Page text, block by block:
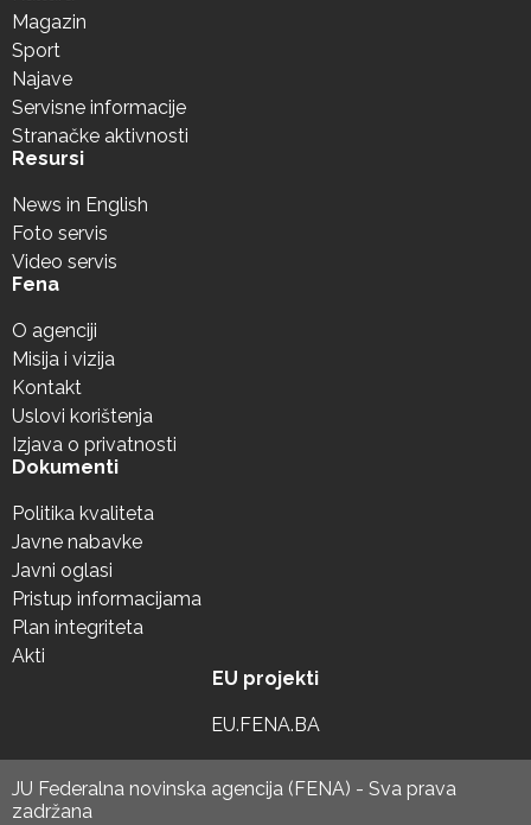
Magazin
Sport
Najave
Servisne informacije
Stranačke aktivnosti
Resursi
News in English
Foto servis
Video servis
Fena
O agenciji
Misija i vizija
Kontakt
Uslovi korištenja
Izjava o privatnosti
Dokumenti
Politika kvaliteta
Javne nabavke
Javni oglasi
Pristup informacijama
Plan integriteta
Akti
EU projekti
EU.FENA.BA
JU Federalna novinska agencija (FENA) - Sva prava
zadržana